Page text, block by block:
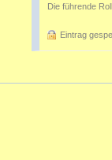
Die führende
Eintrag